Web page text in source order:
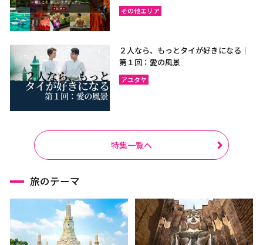
その他エリア
２人なら、もっとタイが好きになる｜
第１回：愛の風景
アユタヤ
特集一覧へ
旅のテーマ